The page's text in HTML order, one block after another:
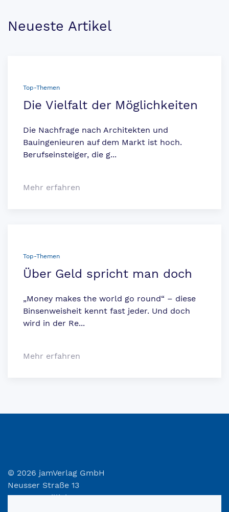
Neueste Artikel
Top-Themen
Die Vielfalt der Möglichkeiten
Die Nachfrage nach Architekten und
Bauingenieuren auf dem Markt ist hoch.
Berufseinsteiger, die g...
Mehr erfahren
Top-Themen
Über Geld spricht man doch
„Money makes the world go round“ – diese
Binsenweisheit kennt fast jeder. Und doch
wird in der Re...
Mehr erfahren
© 2026 jamVerlag GmbH
Neusser Straße 13
D-47877 Willich